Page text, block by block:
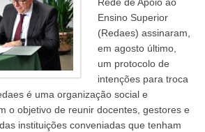
Rede de Apoio ao
Ensino Superior
(Redaes) assinaram,
em agosto último,
um protocolo de
intenções para troca
é uma organização social e
o objetivo de reunir docentes, gestores e
instituições conveniadas que tenham